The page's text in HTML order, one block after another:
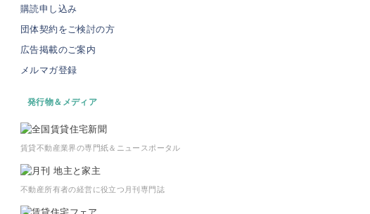
購読申し込み
団体契約をご検討の方
広告掲載のご案内
メルマガ登録
発行物＆メディア
賃貸不動産業界の専門紙＆ニュースポータル
不動産所有者の経営に役立つ月刊専門誌